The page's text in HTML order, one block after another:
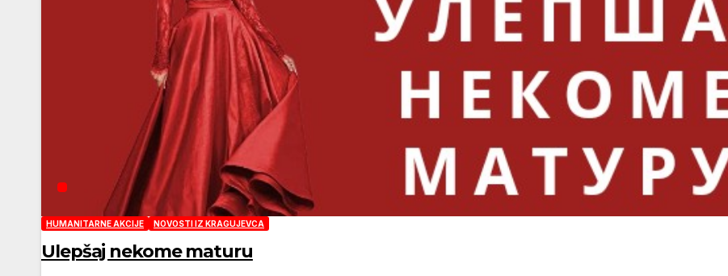
HUMANITARNE AKCIJE NOVOSTI IZ KRAGUJEVCA
Ulepšaj nekome maturu